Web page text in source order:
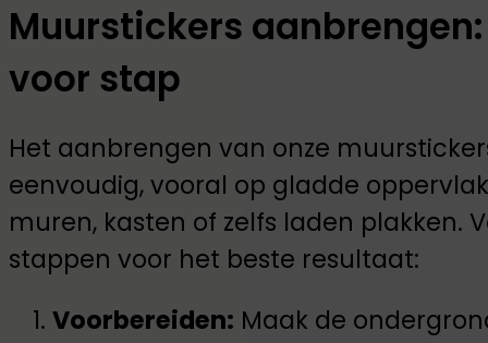
Muurstickers
voor stap
Het aanbrengen van onze
eenvoudig, vooral op gladde
muren, kasten of zelfs laden plakken.
stappen voor het beste resultaat:
Voorbereiden: Maak de